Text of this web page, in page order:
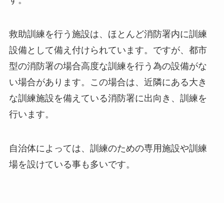
救助訓練を行う施設は、ほとんど消防署内に訓練
設備として備え付けられています。ですが、都市
型の消防署の場合高度な訓練を行う為の設備がな
い場合があります。この場合は、近隣にある大き
な訓練施設を備えている消防署に出向き、訓練を
行います。
自治体によっては、訓練のための専用施設や訓練
場を設けている事も多いです。